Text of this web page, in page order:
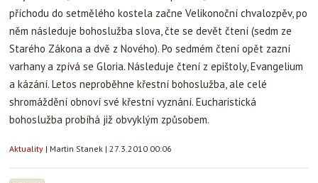
příchodu do setmělého kostela začne Velikonoční chvalozpěv, po
něm následuje bohoslužba slova, čte se devět čtení (sedm ze
Starého Zákona a dvě z Nového). Po sedmém čtení opět zazní
varhany a zpívá se Gloria. Následuje čtení z epištoly, Evangelium
a kázání. Letos neproběhne křestní bohoslužba, ale celé
shromáždění obnoví své křestní vyznání. Eucharistická
bohoslužba probíhá již obvyklým způsobem.
Aktuality | Martin Stanek | 27.3.2010 00:06